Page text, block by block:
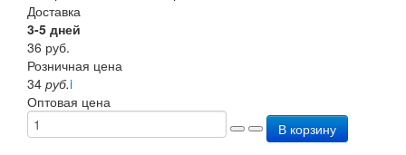
Доставка
3-5 дней
36 руб.
Розничная цена
34 руб.i
Оптовая цена
В корзину